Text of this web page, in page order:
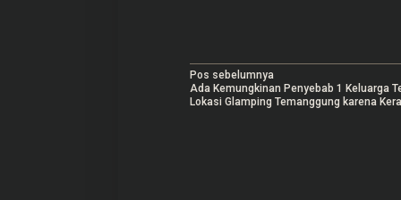
N
a
Pos sebelumnya
Ada Kemungkinan Penyebab 1 Keluarga
Lokasi Glamping Temanggung karena